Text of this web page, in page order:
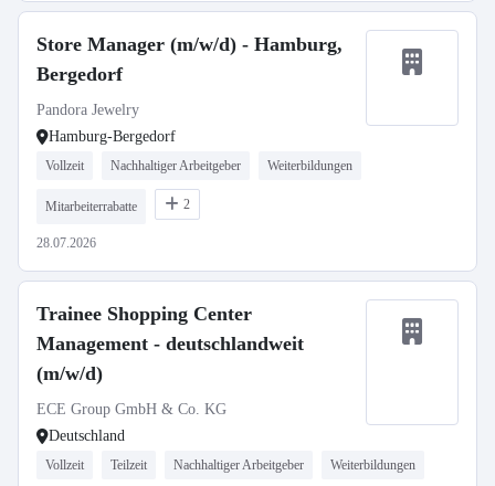
Store Manager (m/w/d) - Hamburg,
Bergedorf
Pandora Jewelry
Hamburg-Bergedorf
Vollzeit Nachhaltiger Arbeitgeber Weiterbildungen
Mitarbeiterrabatte 2
28.07.2026
Trainee Shopping Center
Management - deutschlandweit
(m/w/d)
ECE Group GmbH & Co. KG
Deutschland
Vollzeit Teilzeit Nachhaltiger Arbeitgeber Weiterbildungen